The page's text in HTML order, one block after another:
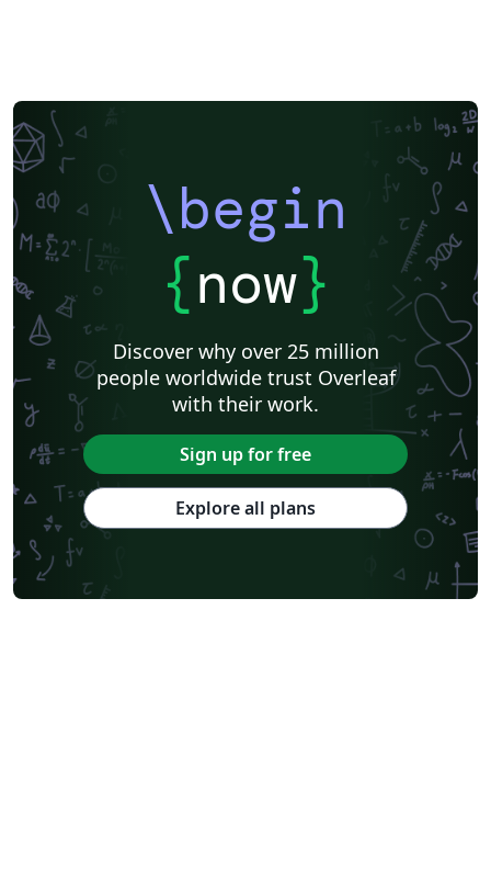
\begin
{now}
Discover why over 25 million
people worldwide trust Overleaf
with their work.
Sign up for free
Explore all plans